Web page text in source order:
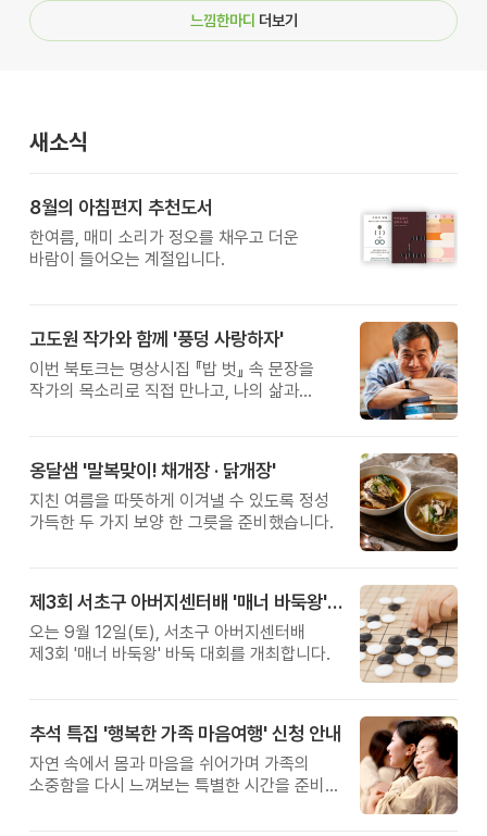
느낌한마디 더보기
새소식
8월의 아침편지 추천도서
한여름, 매미 소리가 정오를 채우고 더운
바람이 들어오는 계절입니다.
고도원 작가와 함께 '풍덩 사랑하자'
이번 북토크는 명상시집 『밥 벗』 속 문장을
작가의 목소리로 직접 만나고, 나의 삶과
옹달샘 '말복맞이! 채개장 · 닭개장'
지친 여름을 따뜻하게 이겨낼 수 있도록 정성
가득한 두 가지 보양 한 그릇을 준비했습니다.
제3회 서초구 아버지센터배 '매너 바둑왕' 대회
오는 9월 12일(토), 서초구 아버지센터배
제3회 '매너 바둑왕' 바둑 대회를 개최합니다.
추석 특집 '행복한 가족 마음여행' 신청 안내
자연 속에서 몸과 마음을 쉬어가며 가족의
소중함을 다시 느껴보는 특별한 시간을 준비해